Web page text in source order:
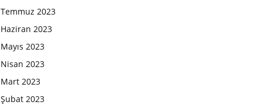
Temmuz 2023
Haziran 2023
Mayıs 2023
Nisan 2023
Mart 2023
Şubat 2023